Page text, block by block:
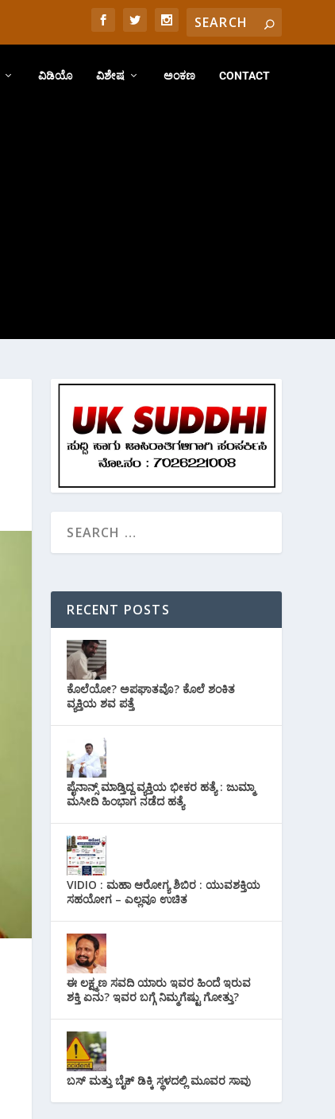
ವಿಡಿಯೊ ವಿಶೇಷ ಅಂಕಣ CONTACT
RECENT POSTS
ಕೊಲೆಯೋ? ಅಪಘಾತವೊ? ಕೊಲೆ ಶಂಕಿತ
ವ್ಯಕ್ತಿಯ ಶವ ಪತ್ತೆ
ಪೈನಾನ್ಸ್ ಮಾಡ್ತಿದ್ದ ವ್ಯಕ್ತಿಯ ಭೀಕರ‌ ಹತ್ಯೆ : ಜುಮ್ಮಾ
ಮಸೀದಿ ಹಿಂಭಾಗ ನಡೆದ ಹತ್ಯೆ
VIDIO : ಮಹಾ ಆರೋಗ್ಯ ಶಿಬಿರ : ಯುವಶಕ್ತಿಯ
ಸಹಯೋಗ – ಎಲ್ಲವೂ ಉಚಿತ
ಈ ಲಕ್ಷ್ಮಣ ಸವದಿ ಯಾರು ಇವರ ಹಿಂದೆ ಇರುವ
ಶಕ್ತಿ ಏನು? ಇವರ ಬಗ್ಗೆ ನಿಮ್ಮಗೆಷ್ಟು ಗೋತ್ತು?
ಬಸ್ ಮತ್ತು ಬೈಕ್ ಡಿಕ್ಕಿ ಸ್ಥಳದಲ್ಲಿ ಮೂವರ ಸಾವು